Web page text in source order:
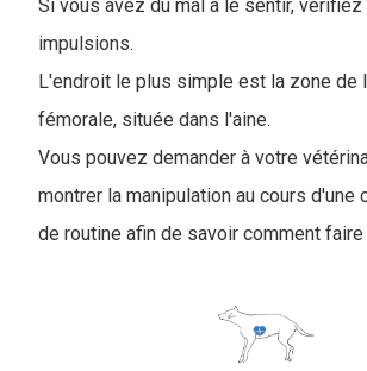
Si vous avez du mal à le sentir, vérifiez
impulsions.
L'endroit le plus simple est la zone de
fémorale, située dans l'aine.
Vous pouvez demander à votre
montrer la manipulation au cours d'une
de routine afin de savoir comment faire